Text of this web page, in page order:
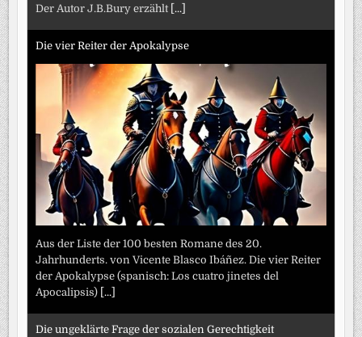
Der Autor J.B.Bury erzählt [...]
Die vier Reiter der Apokalypse
Aus der Liste der 100 besten Romane des 20.
Jahrhunderts. von Vicente Blasco Ibáñez. Die vier Reiter
der Apokalypse (spanisch: Los cuatro jinetes del
Apocalipsis) [...]
Die ungeklärte Frage der sozialen Gerechtigkeit